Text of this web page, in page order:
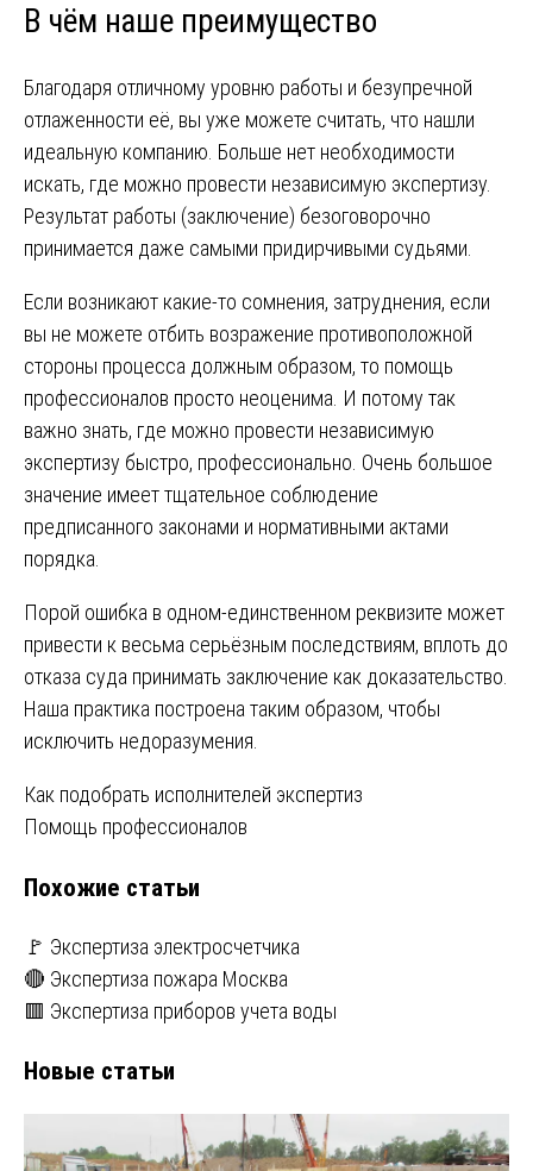
В чём наше преимущество
Благодаря отличному уровню работы и безупречной
отлаженности её, вы уже можете считать, что нашли
идеальную компанию. Больше нет необходимости
искать, где можно провести независимую экспертизу.
Результат работы (заключение) безоговорочно
принимается даже самыми придирчивыми судьями.
Если возникают какие-то сомнения, затруднения, если
вы не можете отбить возражение противоположной
стороны процесса должным образом, то помощь
профессионалов просто неоценима. И потому так
важно знать, где можно провести независимую
экспертизу быстро, профессионально. Очень большое
значение имеет тщательное соблюдение
предписанного законами и нормативными актами
порядка.
Порой ошибка в одном-единственном реквизите может
привести к весьма серьёзным последствиям, вплоть до
отказа суда принимать заключение как доказательство.
Наша практика построена таким образом, чтобы
исключить недоразумения.
Навигация
записям
Как подобрать исполнителей экспертиз
Помощь профессионалов
Похожие статьи
🚩 Экспертиза электросчетчика
🔴 Экспертиза пожара Москва
🟥 Экспертиза приборов учета воды
Новые статьи